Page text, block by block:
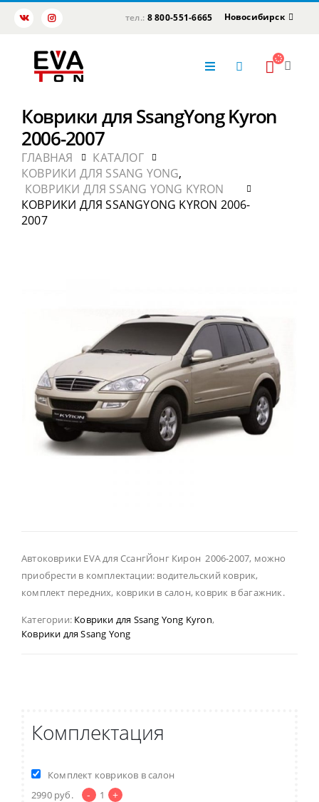
тел.: 8 800-551-6665 Новосибирск
Коврики для SsangYong Kyron
2006-2007
ГЛАВНАЯ
КАТАЛОГ
КОВРИКИ ДЛЯ SSANG YONG,
КОВРИКИ ДЛЯ SSANG YONG KYRON
КОВРИКИ ДЛЯ SSANGYONG KYRON 2006-
2007
Автоковрики EVA для СсангЙонг Кирон 2006-2007, можно
приобрести в комплектации: водительский коврик,
комплект передних, коврики в салон, коврик в багажник.
Категории: Коврики для Ssang Yong Kyron,
Коврики для Ssang Yong
Комплектация
Комплект ковриков в салон
2990 руб. - 1 +